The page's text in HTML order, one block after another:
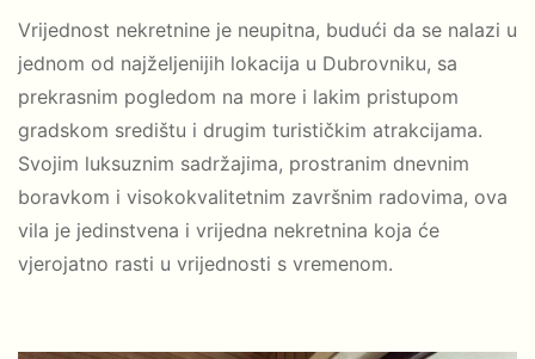
Vrijednost nekretnine je neupitna, budući da se nalazi u
jednom od najželjenijih lokacija u Dubrovniku, sa
prekrasnim pogledom na more i lakim pristupom
gradskom središtu i drugim turističkim atrakcijama.
Svojim luksuznim sadržajima, prostranim dnevnim
boravkom i visokokvalitetnim završnim radovima, ova
vila je jedinstvena i vrijedna nekretnina koja će
vjerojatno rasti u vrijednosti s vremenom.